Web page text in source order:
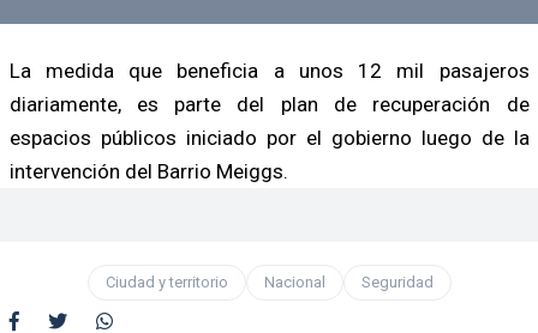
La medida que beneficia a unos 12 mil pasajeros
diariamente, es parte del plan de recuperación de
espacios públicos iniciado por el gobierno luego de la
intervención del Barrio Meiggs.
Ciudad y territorio Nacional Seguridad